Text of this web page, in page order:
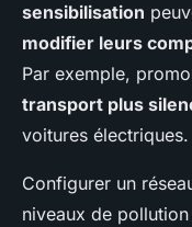
sensibilisation
modifier leurs
Par exemple,
transport plus
voitures électriques.
Configurer un
niveaux de